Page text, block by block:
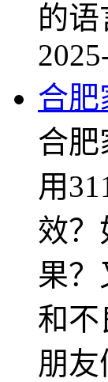
的语
合肥
合肥
用
效？
果
和不
朋